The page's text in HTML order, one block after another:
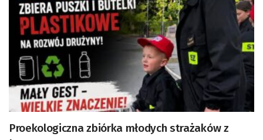
Proekologiczna zbiórka młodych strażaków z